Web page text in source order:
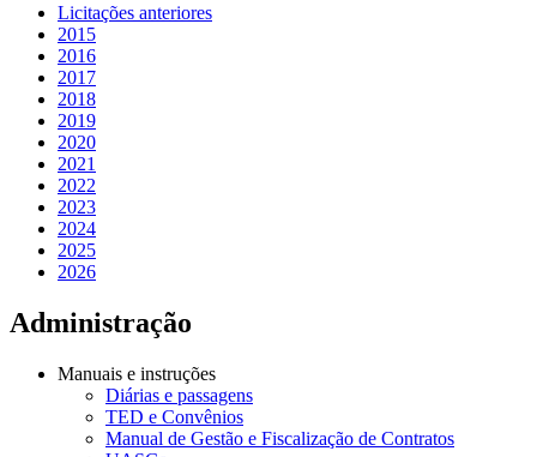
Licitações anteriores
2015
2016
2017
2018
2019
2020
2021
2022
2023
2024
2025
2026
Administração
Manuais e instruções
Diárias e passagens
TED e Convênios
Manual de Gestão e Fiscalização de Contratos